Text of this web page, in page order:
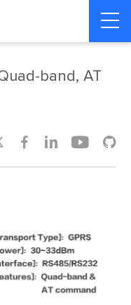
dynamics
band, AT
   